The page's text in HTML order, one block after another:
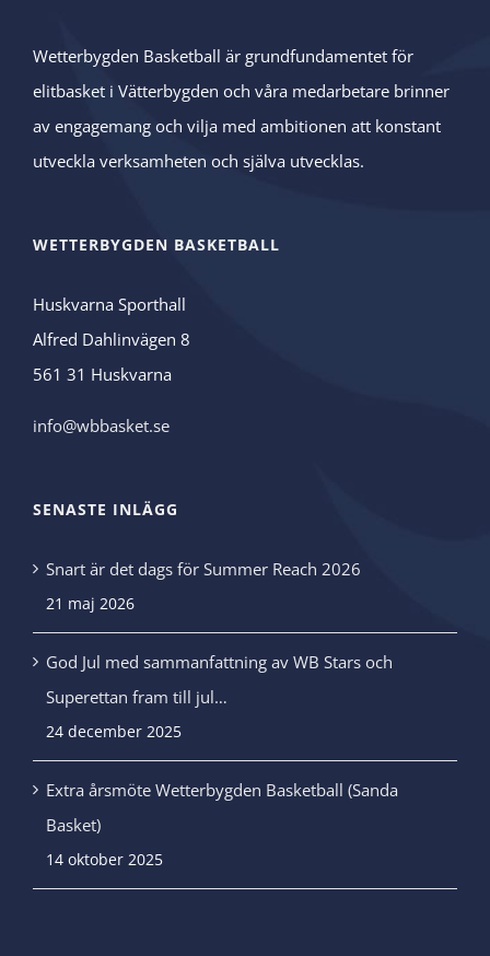
Wetterbygden Basketball är grundfundamentet för
elitbasket i Vätterbygden och våra medarbetare brinner
av engagemang och vilja med ambitionen att konstant
utveckla verksamheten och själva utvecklas.
WETTERBYGDEN BASKETBALL
Huskvarna Sporthall
Alfred Dahlinvägen 8
561 31 Huskvarna
info@wbbasket.se
SENASTE INLÄGG
Snart är det dags för Summer Reach 2026
21 maj 2026
God Jul med sammanfattning av WB Stars och
Superettan fram till jul…
24 december 2025
Extra årsmöte Wetterbygden Basketball (Sanda
Basket)
14 oktober 2025